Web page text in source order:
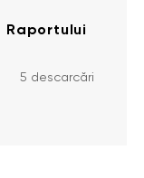
Raportului
5 descarcări